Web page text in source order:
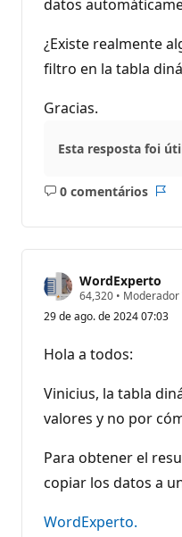
datos
¿Existe realmente
filtro en la tabla
Gracias.
Esta resposta foi
0 comentários
Sem
WordExperto
64,320 P
n
o
s
e
r
e
p
t
ç
•
29 de ago. de 2024 07:03
Hola a todos:
Vinicius, la tabla
valores y no por
Para obtener el
copiar los datos a
WordExperto.